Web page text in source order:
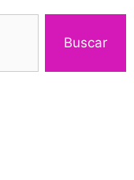
Buscar